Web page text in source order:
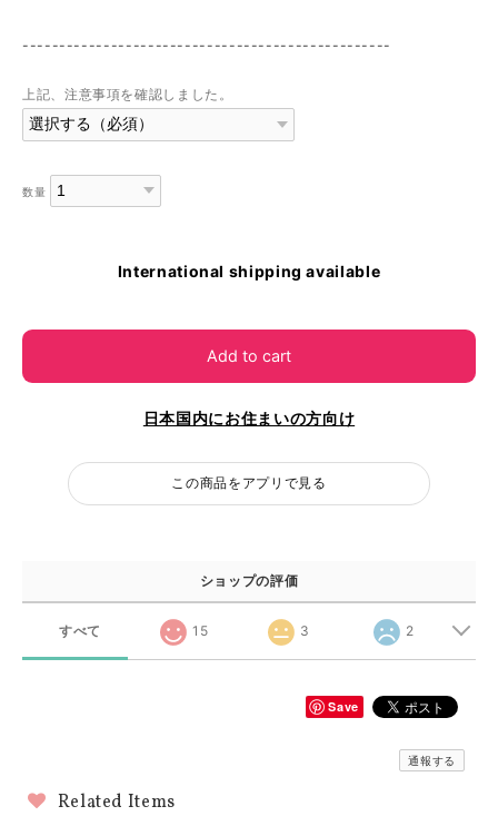
--------------------------------------------------
上記、注意事項を確認しました。
数量
International shipping available
Add to cart
日本国内にお住まいの方向け
この商品をアプリで見る
ショップの評価
すべて 15 3 2
Save
通報する
Related Items